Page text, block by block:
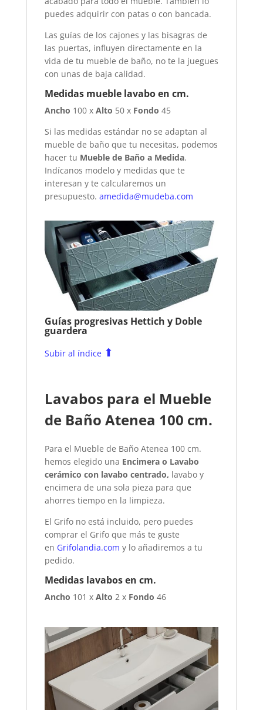
puedes adquirir con patas o con bancada.
Las guías de los cajones y las bisagras de
las puertas, influyen directamente en la
vida de tu mueble de baño, no te la juegues
con unas de baja calidad.
Medidas mueble lavabo en cm.
Ancho 100 x Alto 50 x Fondo 45
Si las medidas estándar no se adaptan al
mueble de baño que tu necesitas, podemos
hacer tu Mueble de Baño a Medida.
Indícanos modelo y medidas que te
interesan y te calcularemos un
presupuesto. amedida@mudeba.com
Guías progresivas Hettich y Doble
guardera
Subir al índice ⬆
Lavabos para el Mueble
de Baño Atenea 100 cm.
Para el Mueble de Baño Atenea 100 cm.
hemos elegido una Encimera o Lavabo
cerámico con lavabo centrado, lavabo y
encimera de una sola pieza para que
ahorres tiempo en la limpieza.
El Grifo no está incluido, pero puedes
comprar el Grifo que más te guste
en Grifolandia.com y lo añadiremos a tu
pedido.
Medidas lavabos en cm.
Ancho 101 x Alto 2 x Fondo 46